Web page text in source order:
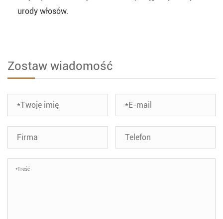
urody włosów.
Zostaw wiadomość